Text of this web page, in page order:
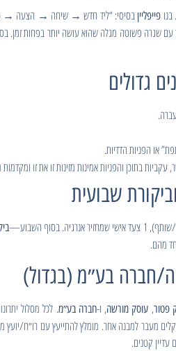
פייפלייןבסיסי: “ליד חדש → שיחה → הצעה →
שגרה פשוטה מגלה שהוא עושה יותר בפחות זמן.
או הפניות הדדיות.
בתוכן והפניות אמינות מזינות זו את זו ומקדמות
מהם.
פטור, עוסק מורשה, ו-חברה בע״מ. לכל מסלול
מעבר למבנה אחר. מומלץ להתייעץ עם רו״ח/
קטנים.